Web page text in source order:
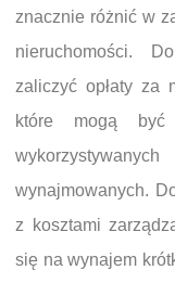
znacznie różnić w
nieruchomości.
zaliczyć opłaty za
które mogą być
wynajmowanych.
z kosztami
się na wynajem